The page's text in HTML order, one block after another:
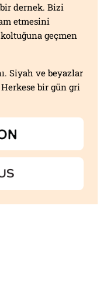
dernek. Bizi
etmesini
geçmen
Siyah ve beyazlar
bir gün gri